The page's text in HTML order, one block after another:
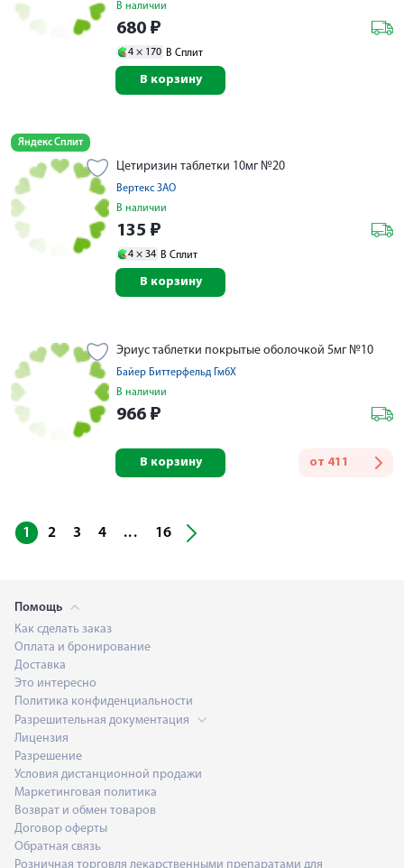
В наличии
680 ₽
4 × 170 В Сплит
В корзину
Яндекс Сплит
Цетиризин таблетки 10мг №20
Вертекс ЗАО
В наличии
135 ₽
4 × 34 В Сплит
В корзину
Эриус таблетки покрытые оболочкой 5мг №10
Байер Биттерфельд ГмбХ
В наличии
966 ₽
от 411
В корзину
1 2 3 4 ... 16
Помощь
Как сделать заказ
Оплата и бронирование
Доставка
Это интересно
Политика конфиденциальности
Разрешительная документация
Лицензия
Разрешение
Условия дистанционной продажи
Маркетинговая политика
Возврат и обмен товаров
Договор оферты
Обратная связь
Розничная торговля лекарственными препаратами для